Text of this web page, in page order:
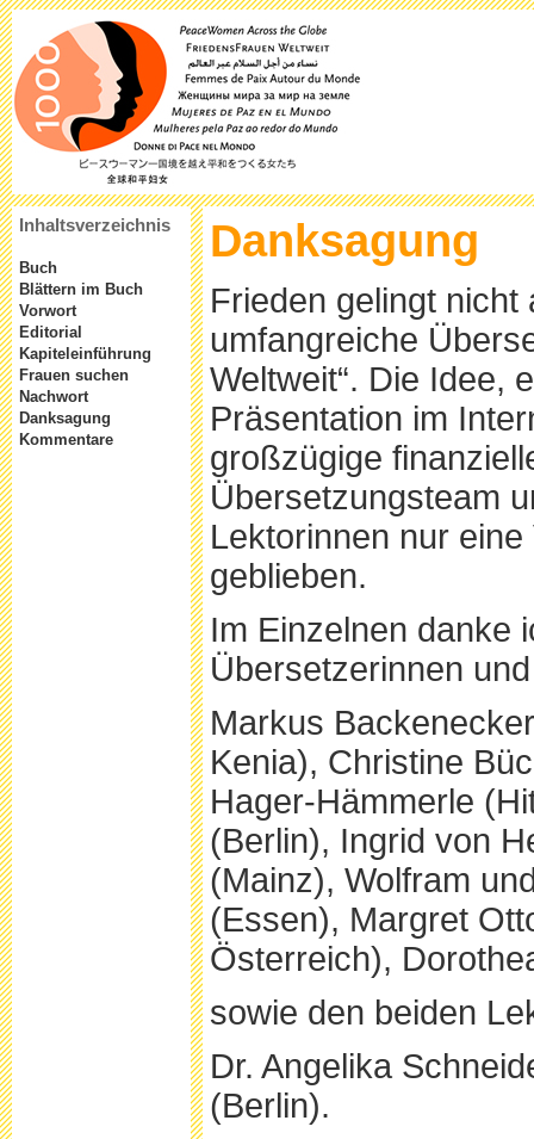
Inhaltsverzeichnis
Buch
Blättern im Buch
Vorwort
Editorial
Kapiteleinführung
Frauen suchen
Nachwort
Danksagung
Kommentare
Danksagung
Frieden gelingt
umfangreiche
Weltweit“. Die Idee,
Präsentation im
großzügige
Übersetzungsteam
Lektorinnen nur
geblieben.
Im Einzelnen danke
Übersetzerinnen
Markus
Kenia), Christine
Hager-Hämmerle
(Berlin), Ingrid von
(Mainz), Wolfram
(Essen), Margret
Österreich),
sowie den beiden
Dr. Angelika
(Berlin).